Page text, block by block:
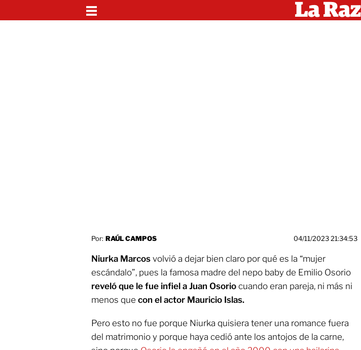
Por: RAÚL CAMPOS 04/11/2023 21:34:53
Niurka Marcos volvió a dejar bien claro por qué es la “mujer
escándalo”, pues la famosa madre del nepo baby de Emilio Osorio
reveló que le fue infiel a Juan Osorio cuando eran pareja, ni más ni
menos que con el actor Mauricio Islas.
Pero esto no fue porque Niurka quisiera tener una romance fuera
del matrimonio y porque haya cedió ante los antojos de la carne,